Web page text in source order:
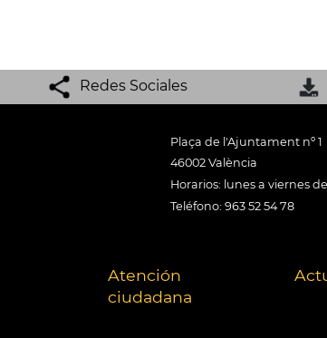
Redes Sociales
Plaça de l'Ajuntament nº 1
46002 València
Horarios: lunes a viernes
Teléfono: 963 52 54 78
Atención
ciudadana